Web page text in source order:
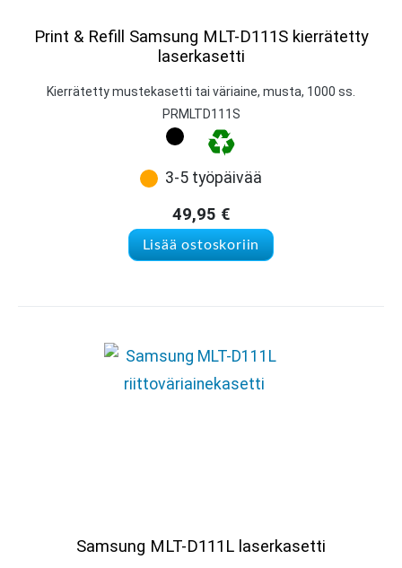
Print & Refill Samsung MLT-D111S kierrätetty
laserkasetti
Kierrätetty mustekasetti tai väriaine, musta, 1000 ss.
PRMLTD111S
3-5 työpäivää
49,95 €
Lisää ostoskoriin
Samsung MLT-D111L laserkasetti